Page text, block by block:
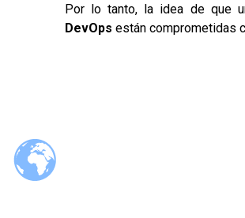
Por lo tanto, la idea de que
DevOps están comprometidas